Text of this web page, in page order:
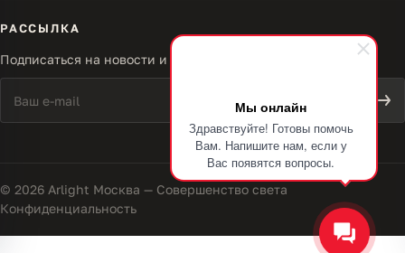
Мы онлайн
Здравствуйте! Готовы помочь
Вам. Напишите нам, если у
Вас появятся вопросы.
РАССЫЛКА
Подписаться на новости и акции
© 2026 Arlight Москва — Совершенство света
Конфиденциальность